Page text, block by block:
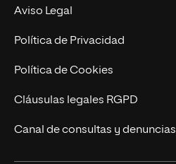
Experto Universitario
Postgrados
Cursos Universitarios
Nuestro Equipo
Trabaja en UNIR
Actualidad
UNIR Revista
Eventos
Aviso Legal
Política de Privacidad
Política de Cookies
Cláusulas legales RGPD
Canal de consultas y denuncias